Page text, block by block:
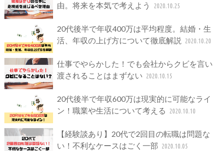
由。将来を本気で考えよう
2020.10.25
20代後半で年収400万は平均程度。結婚・生
活、年収の上げ方について徹底解説
2020.10.20
仕事でやらかした！でも会社からクビを言い
渡されることはまずない 2020.10.15
20代後半で年収600万は現実的に可能なライ
ン！職業や生活について考える
2020.10.10
【経験談あり】20代で2回目の転職は問題な
い！不利なケースはごく一部 2020.10.05